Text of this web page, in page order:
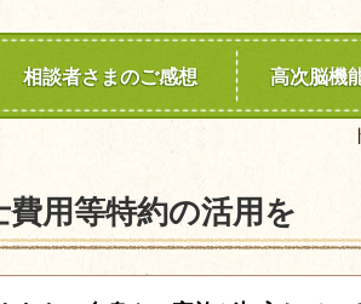
相談者さまのご感想 高次脳機
費用等特約の活用を